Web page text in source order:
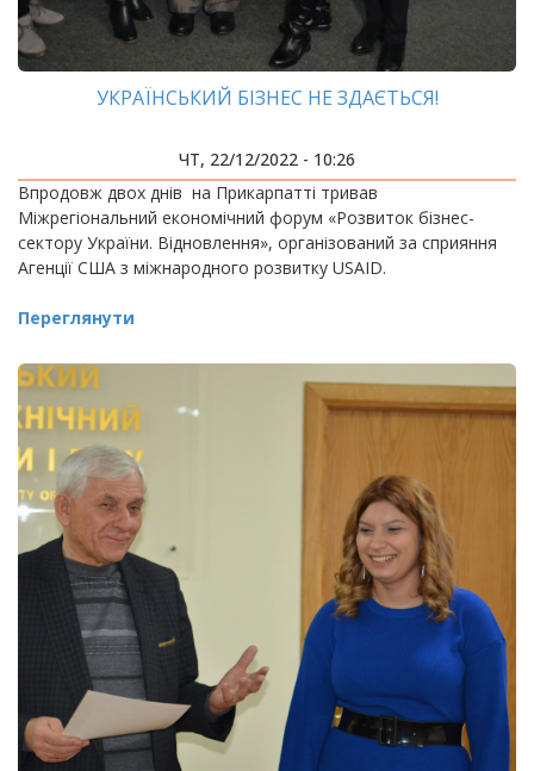
УКРАЇНСЬКИЙ БІЗНЕС НЕ ЗДАЄТЬСЯ!
ЧТ, 22/12/2022 - 10:26
Впродовж двох днів на Прикарпатті тривав
Міжрегіональний економічний форум «Розвиток бізнес-
сектору України. Відновлення», організований за сприяння
Агенції США з міжнародного розвитку USAID.
Переглянути